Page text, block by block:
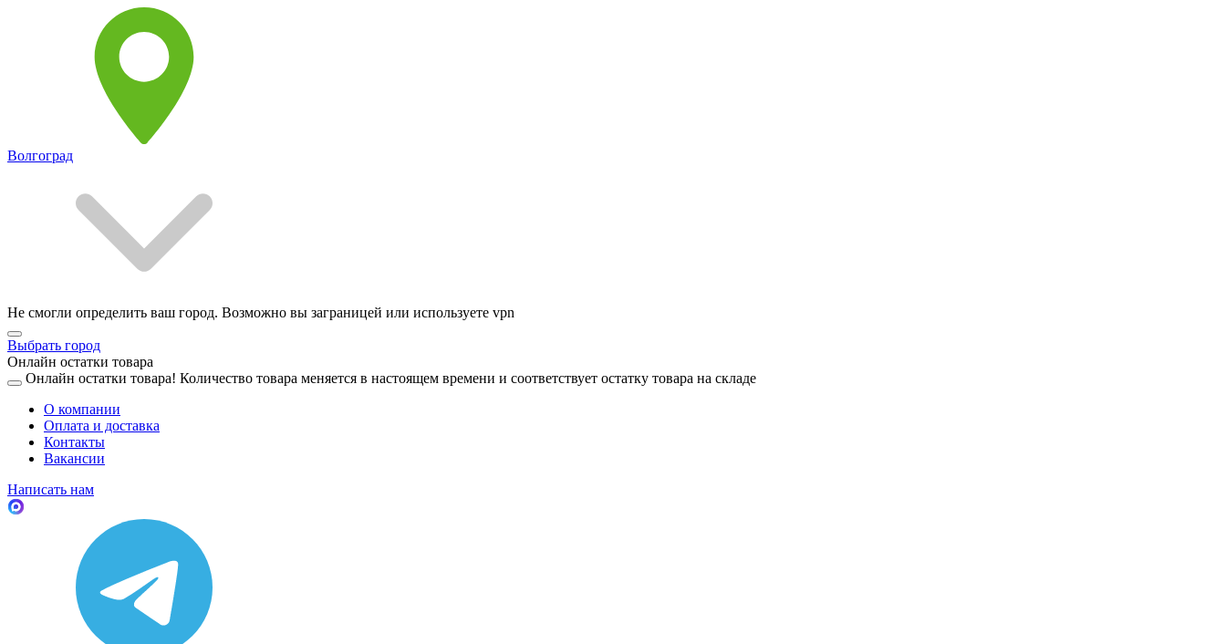
Волгоград
Не смогли определить ваш город. Возможно вы заграницей или используете vpn
Выбрать город
Онлайн остатки товара
Онлайн остатки товара! Количество товара меняется в настоящем времени и соответствует остатку товара на складе
О компании
Оплата и доставка
Контакты
Вакансии
Написать нам